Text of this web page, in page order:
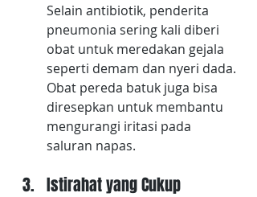
Selain antibiotik, penderita
pneumonia sering kali diberi
obat untuk meredakan gejala
seperti demam dan nyeri dada.
Obat pereda batuk juga bisa
diresepkan untuk membantu
mengurangi iritasi pada
saluran napas.
Istirahat yang Cukup